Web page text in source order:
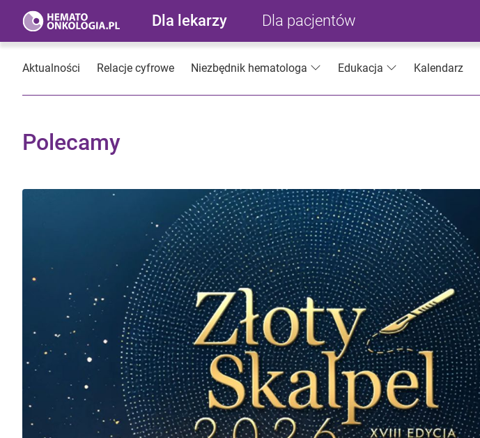
Dla lekarzy Dla pacjentów
Aktualności Relacje cyfrowe Niezbędnik hematologa Edukacja Kalendarz
Polecamy